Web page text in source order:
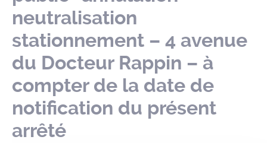
neutralisation
stationnement – 4 avenue
du Docteur Rappin – à
compter de la date de
notification du présent
arrêté